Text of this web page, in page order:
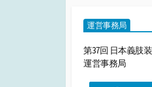
運営事務局
第37回 日本義肢
運営事務局